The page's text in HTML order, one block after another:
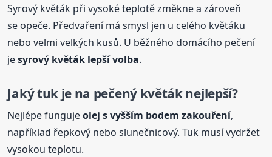
Syrový květák při vysoké teplotě změkne a zároveň
se opeče. Předvaření má smysl jen u celého květáku
nebo velmi velkých kusů. U běžného domácího pečení
jesyrový květák lepší volba.
Jaký tuk je na pečenýkvěták nejlepší?
Nejlépe fungujeolej s vyšším bodem zakouření,
například řepkový nebo slunečnicový. Tuk musí vydržet
vysokou teplotu.